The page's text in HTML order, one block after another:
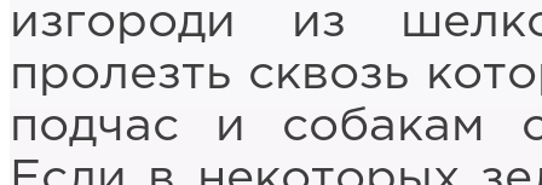
изгороди из
пролезть сквозь
подчас и собакам